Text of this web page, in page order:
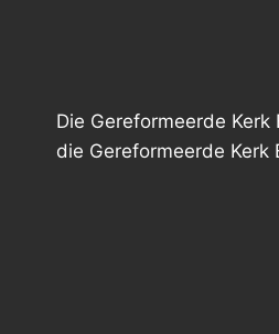
Die Gereformeerde
die Gereformeerde Kerk